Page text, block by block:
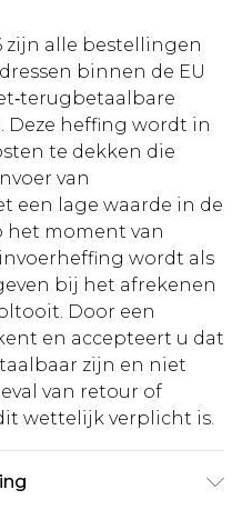
zijn alle bestellingen
binnen de EU
Deze heffing wordt in
te dekken die
van
een lage waarde in de
het moment van
wordt als
bij het afrekenen
Door een
en accepteert u dat
zijn en niet
van retour of
wettelijk verplicht is.